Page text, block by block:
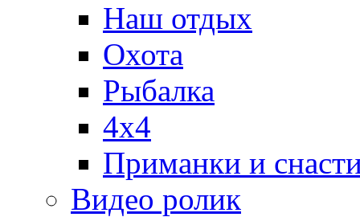
Наш отдых
Охота
Рыбалка
4х4
Приманки и
Видео ролик